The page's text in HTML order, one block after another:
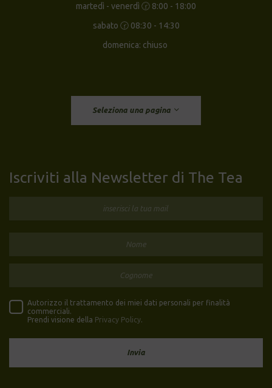
martedì - venerdì 🕝 8:00 - 18:00
sabato 🕝 08:30 - 14:30
domenica: chiuso
Seleziona una pagina
Iscriviti alla Newsletter di The Tea
Autorizzo il trattamento dei miei dati personali per finalità
commerciali.
Prendi visione della Privacy Policy.